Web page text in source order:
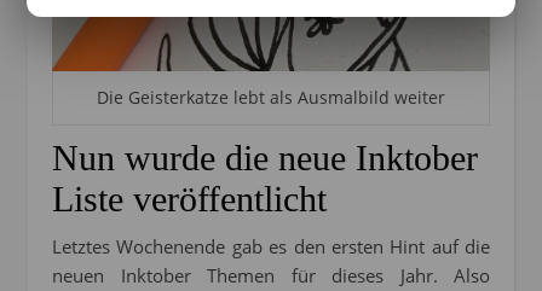
Die Geisterkatze lebt als Ausmalbild weiter
Nun wurde die neue Inktober
Liste veröffentlicht
Letztes Wochenende gab es den ersten Hint auf die
neuen Inktober Themen für dieses Jahr. Also